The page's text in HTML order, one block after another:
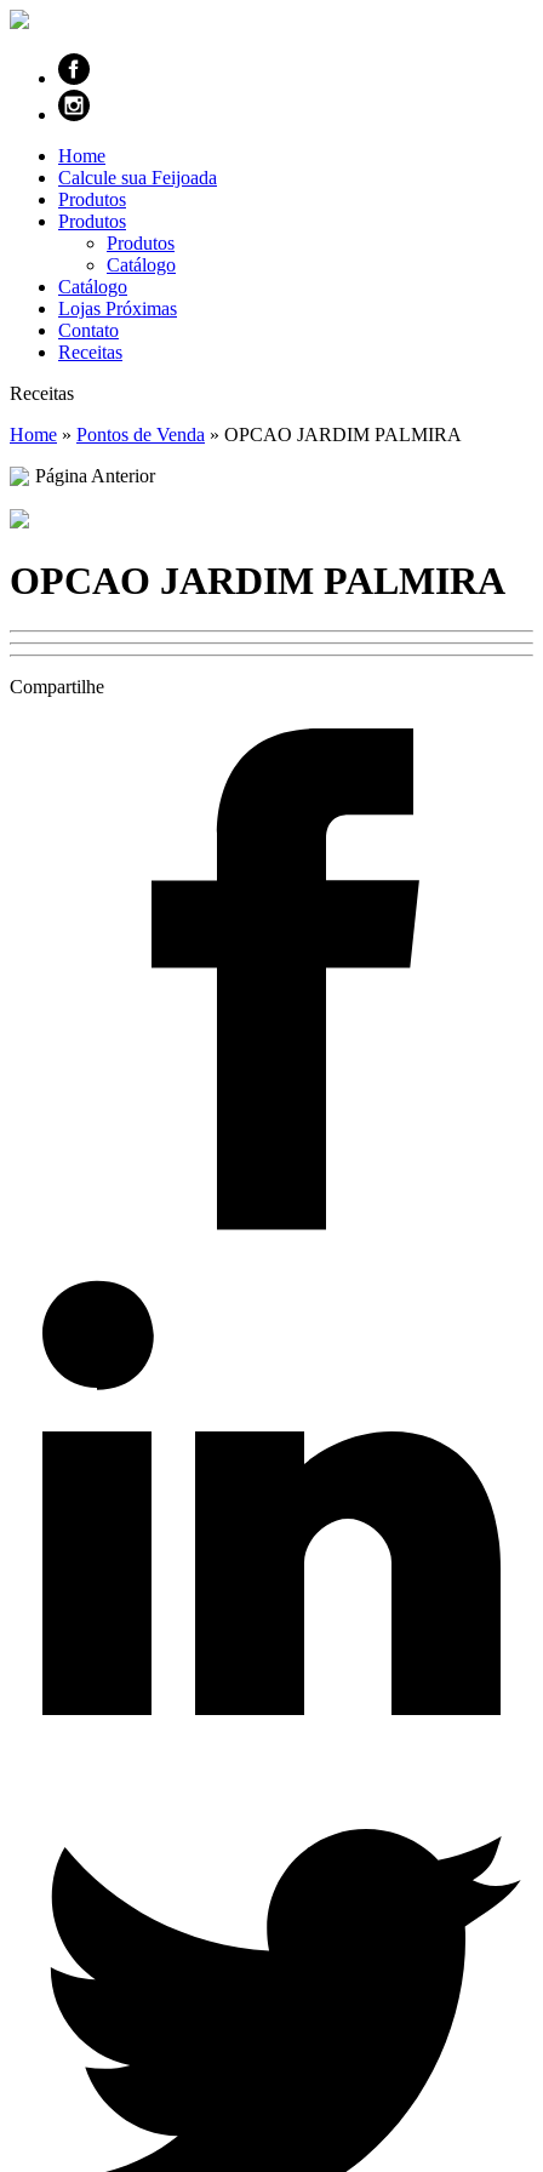
Home
Calcule sua Feijoada
Produtos
Produtos
Produtos
Catálogo
Catálogo
Lojas Próximas
Contato
Receitas
Receitas
Home » Pontos de Venda » OPCAO JARDIM PALMIRA
Página Anterior
OPCAO JARDIM PALMIRA
Compartilhe